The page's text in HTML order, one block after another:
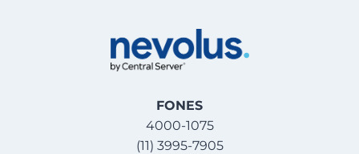
FONES
4000-1075
(11) 3995-7905